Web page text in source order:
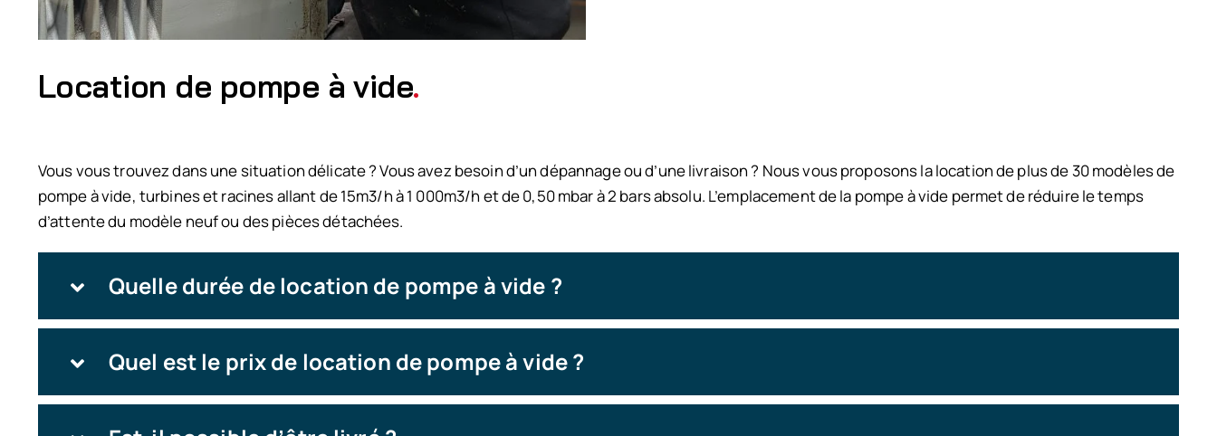
Location de pompe à vide.
Vous vous trouvez dans une situation délicate ?Vous avez besoin d’un dépannage ou d’une livraison ? Nous vous proposons la location de plus de 30 modèles de
pompe à vide, turbines et racines allant de 15m3/h à 1 000m3/h et de 0,50 mbar à 2 bars absolu. L’emplacement de la pompe à vide permet de réduire le temps
d’attente du modèle neuf ou des pièces détachées.
Quelle durée de location de pompe à vide ?
Quel est le prix de location de pompe à vide ?